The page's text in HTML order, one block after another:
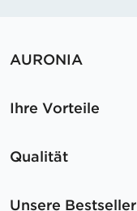
AURONIA
Ihre Vorteile
Qualität
Unsere Bestseller